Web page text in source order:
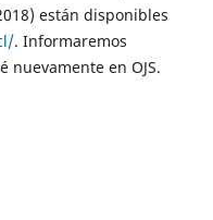
están disponibles
. Informaremos
nuevamente en OJS.